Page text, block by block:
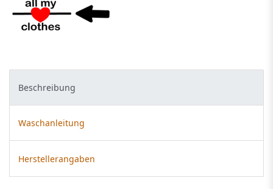
Beschreibung
Waschanleitung
Herstellerangaben